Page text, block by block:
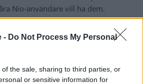
- Do Not Process My Personal
the sale, sharing to third parties, or
or sensitive information for
Nio-användare vill ha dem.
Kina finns redanstrax över 1 200
marknaden i Kina har Nio klarat
batteribyten per timme.